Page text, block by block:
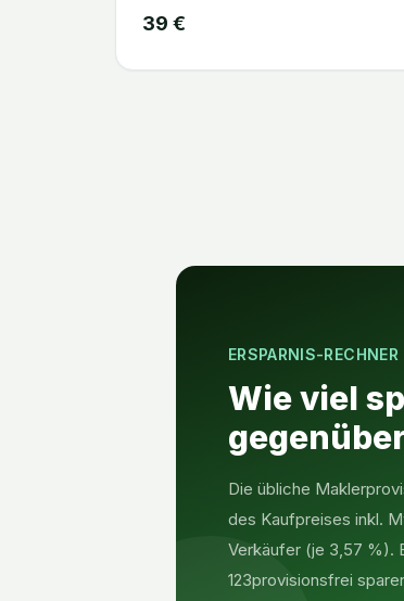
39 €
ERSPARNIS-RECHNER
Wie viel
Die übliche
des Kaufpreises inkl.
Verkäufer (je 3,57 %).
123provisionsfrei